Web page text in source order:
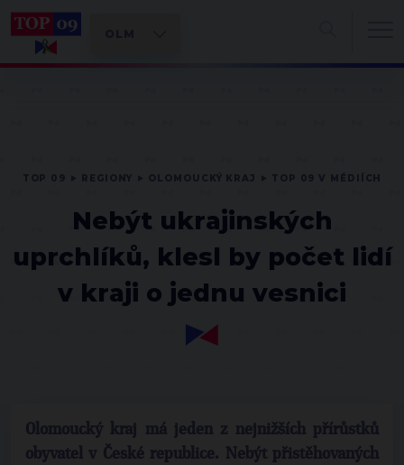
Nebýt ukrajinských
uprchlíků, klesl by počet lidí
v kraji o jednu vesnici
Olomoucký kraj má jeden z nejnižších přírůstků
obyvatel v České republice. Nebýt přistěhovaných